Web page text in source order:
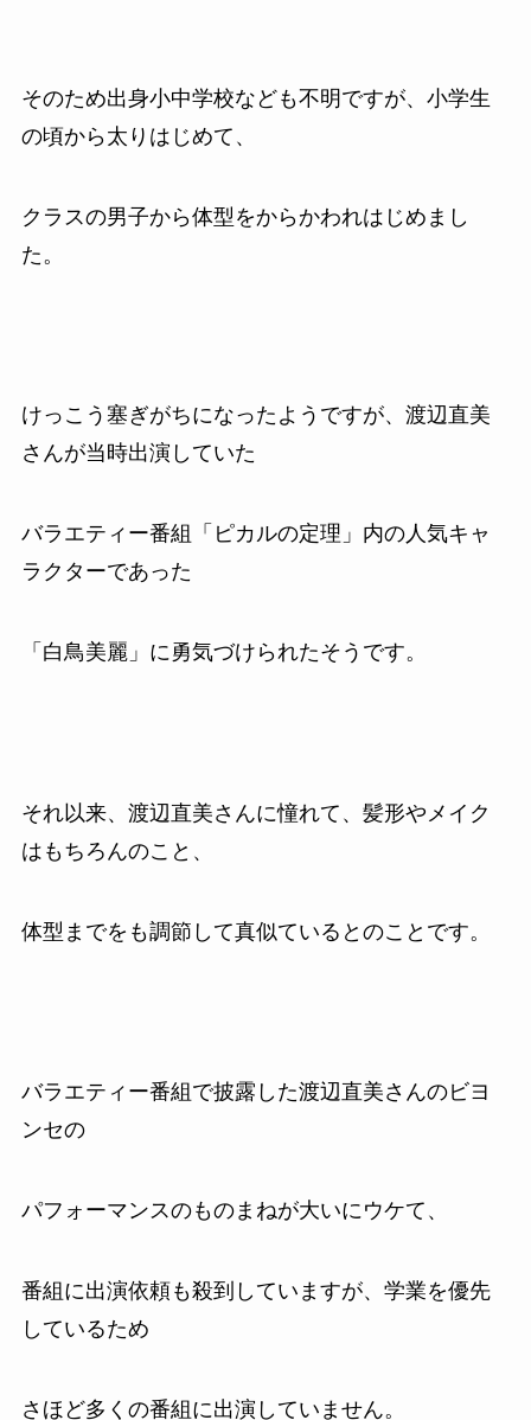
そのため出身小中学校なども不明ですが、小学生
の頃から太りはじめて、
クラスの男子から体型をからかわれはじめまし
た。
けっこう塞ぎがちになったようですが、渡辺直美
さんが当時出演していた
バラエティー番組「ピカルの定理」内の人気キャ
ラクターであった
「白鳥美麗」に勇気づけられたそうです。
それ以来、渡辺直美さんに憧れて、髪形やメイク
はもちろんのこと、
体型までをも調節して真似ているとのことです。
バラエティー番組で披露した渡辺直美さんのビヨ
ンセの
パフォーマンスのものまねが大いにウケて、
番組に出演依頼も殺到していますが、学業を優先
しているため
さほど多くの番組に出演していません。